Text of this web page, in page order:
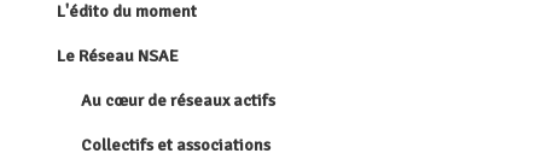
L'édito du moment
Le Réseau NSAE
Au cœur de réseaux actifs
Collectifs et associations